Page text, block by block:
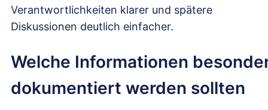
Verantwortlichkeiten klarer und spätere
Diskussionen deutlich einfacher.
Welche Informationen
dokumentiert werden sollten